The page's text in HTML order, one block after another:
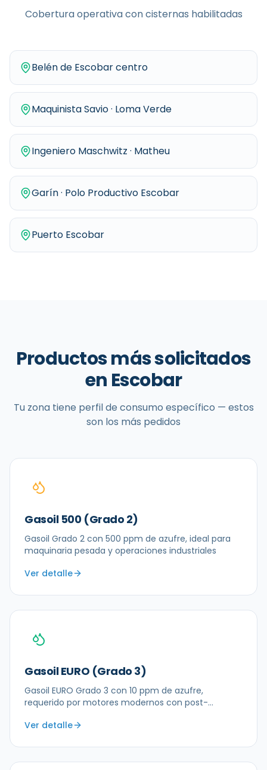
Cobertura operativa con cisternas habilitadas
Belén de Escobar centro
Maquinista Savio · Loma Verde
Ingeniero Maschwitz · Matheu
Garín · Polo Productivo Escobar
Puerto Escobar
Productos más solicitados
en Escobar
Tu zona tiene perfil de consumo específico — estos
son los más pedidos
Gasoil 500 (Grado 2)
Gasoil Grado 2 con 500 ppm de azufre, ideal para
maquinaria pesada y operaciones industriales
Ver detalle
Gasoil EURO (Grado 3)
Gasoil EURO Grado 3 con 10 ppm de azufre,
requerido por motores modernos con post-
Ver detalle